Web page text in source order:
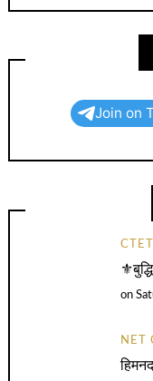
Join on
CTET
on
NET